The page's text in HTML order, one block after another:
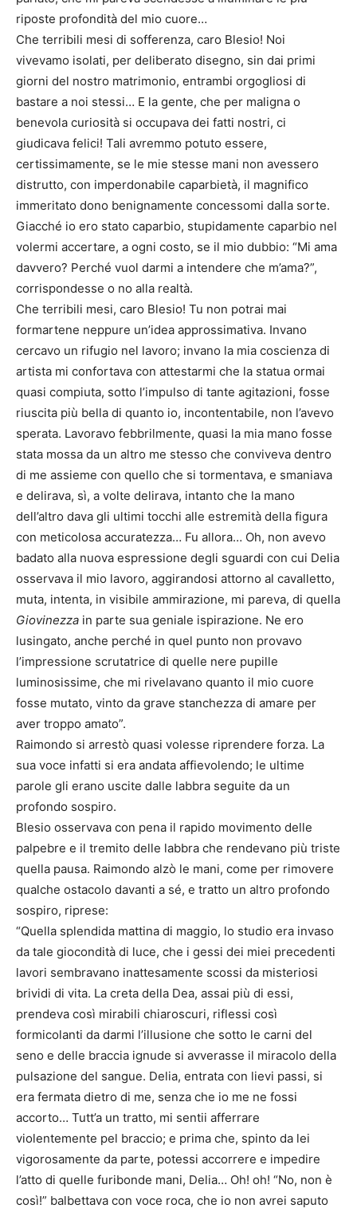
riposte profondità del mio cuore…
Che terribili mesi di sofferenza, caro Blesio! Noi
vivevamo isolati, per deliberato disegno, sin dai primi
giorni del nostro matrimonio, entrambi orgogliosi di
bastare a noi stessi… E la gente, che per maligna o
benevola curiosità si occupava dei fatti nostri, ci
giudicava felici! Tali avremmo potuto essere,
certissimamente, se le mie stesse mani non avessero
distrutto, con imperdonabile caparbietà, il magnifico
immeritato dono benignamente concessomi dalla sorte.
Giacché io ero stato caparbio, stupidamente caparbio nel
volermi accertare, a ogni costo, se il mio dubbio: “Mi ama
davvero? Perché vuol darmi a intendere che m’ama?”,
corrispondesse o no alla realtà.
Che terribili mesi, caro Blesio! Tu non potrai mai
formartene neppure un’idea approssimativa. Invano
cercavo un rifugio nel lavoro; invano la mia coscienza di
artista mi confortava con attestarmi che la statua ormai
quasi compiuta, sotto l’impulso di tante agitazioni, fosse
riuscita più bella di quanto io, incontentabile, non l’avevo
sperata. Lavoravo febbrilmente, quasi la mia mano fosse
stata mossa da un altro me stesso che conviveva dentro
di me assieme con quello che si tormentava, e smaniava
e delirava, sì, a volte delirava, intanto che la mano
dell’altro dava gli ultimi tocchi alle estremità della figura
con meticolosa accuratezza… Fu allora… Oh, non avevo
badato alla nuova espressione degli sguardi con cui Delia
osservava il mio lavoro, aggirandosi attorno al cavalletto,
muta, intenta, in visibile ammirazione, mi pareva, di quella
Giovinezza in parte sua geniale ispirazione. Ne ero
lusingato, anche perché in quel punto non provavo
l’impressione scrutatrice di quelle nere pupille
luminosissime, che mi rivelavano quanto il mio cuore
fosse mutato, vinto da grave stanchezza di amare per
aver troppo amato”.
Raimondo si arrestò quasi volesse riprendere forza. La
sua voce infatti si era andata affievolendo; le ultime
parole gli erano uscite dalle labbra seguite da un
profondo sospiro.
Blesio osservava con pena il rapido movimento delle
palpebre e il tremito delle labbra che rendevano più triste
quella pausa. Raimondo alzò le mani, come per rimovere
qualche ostacolo davanti a sé, e tratto un altro profondo
sospiro, riprese:
“Quella splendida mattina di maggio, lo studio era invaso
da tale giocondità di luce, che i gessi dei miei precedenti
lavori sembravano inattesamente scossi da misteriosi
brividi di vita. La creta della Dea, assai più di essi,
prendeva così mirabili chiaroscuri, riflessi così
formicolanti da darmi l’illusione che sotto le carni del
seno e delle braccia ignude si avverasse il miracolo della
pulsazione del sangue. Delia, entrata con lievi passi, si
era fermata dietro di me, senza che io me ne fossi
accorto… Tutt’a un tratto, mi sentii afferrare
violentemente pel braccio; e prima che, spinto da lei
vigorosamente da parte, potessi accorrere e impedire
l’atto di quelle furibonde mani, Delia… Oh! oh! “No, non è
così!” balbettava con voce roca, che io non avrei saputo